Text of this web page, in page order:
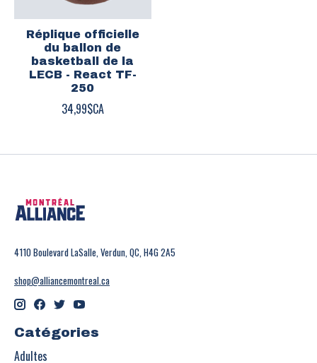
Réplique officielle
du ballon de
basketball de la
LECB - React TF-
250
34,99$CA
4110 Boulevard LaSalle, Verdun, QC, H4G 2A5
shop@alliancemontreal.ca
Catégories
Adultes